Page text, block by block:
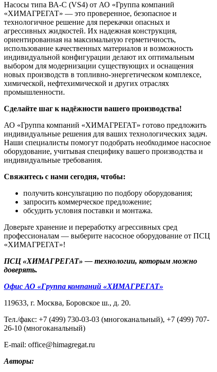
Насосы типа ВА-С (VS4) от АО «Группа компаний
«ХИМАГРЕГАТ» — это проверенное, безопасное и
технологичное решение для перекачки опасных и
агрессивных жидкостей. Их надежная конструкция,
ориентированная на максимальную герметичность,
использование качественных материалов и возможность
индивидуальной конфигурации делают их оптимальным
выбором для модернизации существующих и оснащения
новых производств в топливно-энергетическом комплексе,
химической, нефтехимической и других отраслях
промышленности.
Сделайте шаг к надёжности вашего производства!
АО «Группа компаний «ХИМАГРЕГАТ» готово предложить
индивидуальные решения для ваших технологических задач.
Наши специалисты помогут подобрать необходимое насосное
оборудование, учитывая специфику вашего производства и
индивидуальные требования.
Свяжитесь с нами сегодня, чтобы:
получить консультацию по подбору оборудования;
запросить коммерческое предложение;
обсудить условия поставки и монтажа.
Доверьте хранение и переработку агрессивных сред
профессионалам — выберите насосное оборудование от ПСЦ
«ХИМАГРЕГАТ»!
ПСЦ «ХИМАГРЕГАТ» — технологии, которым можно
доверять.
Офис АО «Группа компаний «ХИМАГРЕГАТ»
119633, г. Москва, Боровское ш., д. 20.
Тел./факс: +7 (499) 730-03-03 (многоканальный), +7 (499) 707-
26-10 (многоканальный)
E-mail: office@himagregat.ru
Авторы: